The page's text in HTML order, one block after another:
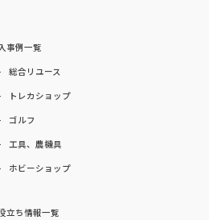
事例一覧
総合リユース
トレカショップ
ゴルフ
工具、農機具
ホビーショップ
立ち情報一覧